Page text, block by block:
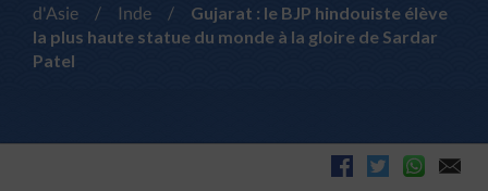
d'Asie
/ Inde /
Gujarat : le BJP hindouiste élève
la plus haute statue du monde à la gloire de Sardar
Patel